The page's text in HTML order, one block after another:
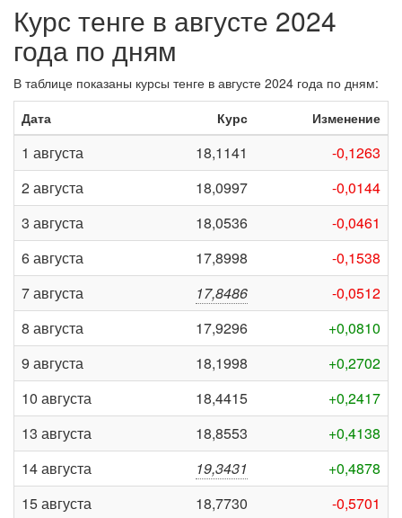
Курс тенге в августе 2024
года по дням
В таблице показаны курсы тенге в августе 2024 года по дням:
Дата
Курс Изменение
1 августа 18,1141
-0,1263
2 августа
18,0997
-0,0144
3 августа
18,0536
-0,0461
6 августа
17,8998
-0,1538
7 августа
17,8486
-0,0512
8 августа
17,9296
+0,0810
9 августа
18,1998
+0,2702
10 августа
18,4415
+0,2417
13 августа
18,8553
+0,4138
14 августа
19,3431
+0,4878
15 августа
18,7730
-0,5701